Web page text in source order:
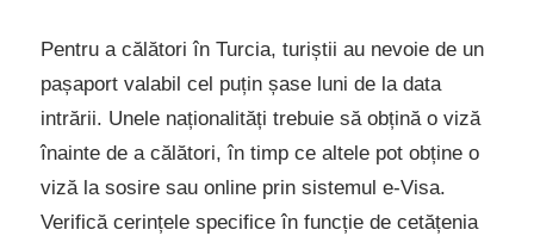
Pentru a călători în Turcia, turiștii au nevoie de un
pașaport valabil cel puțin șase luni de la data
intrării. Unele naționalități trebuie să obțină o viză
înainte de a călători, în timp ce altele pot obține o
viză la sosire sau online prin sistemul e-Visa.
Verifică cerințele specifice în funcție de cetățenia